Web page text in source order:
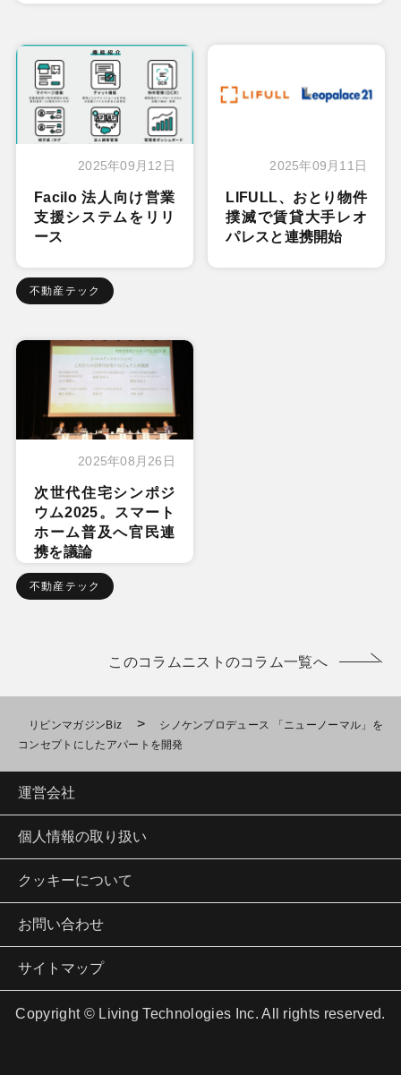
2025年09月12日
Facilo 法人向け営業
支援システムをリリ
ース
不動産テック
2025年09月11日
LIFULL、おとり物件
撲滅で賃貸大手レオ
パレスと連携開始
2025年08月26日
次世代住宅シンポジ
ウム2025。スマート
ホーム普及へ官民連
携を議論
不動産テック
このコラムニストのコラム一覧へ
リビンマガジンBiz >
シノケンプロデュース 「ニューノーマル」を
コンセプトにしたアパートを開発
運営会社
個人情報の取り扱い
クッキーについて
お問い合わせ
サイトマップ
Copyright © Living Technologies Inc. All rights reserved.